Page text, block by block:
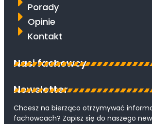
Porady
Opinie
Kontakt
Nasi fachowcy
Newsletter
Chcesz na bierząco otrzymywać
fachowcach? Zapisz się do naszego